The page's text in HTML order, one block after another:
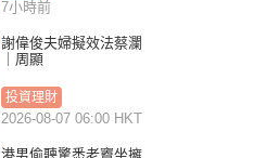
7小時前
謝偉俊夫婦擬效法蔡瀾
｜周顯
投資理財
2026-08-07 06:00 HKT
港男偷聽驚悉老竇坐擁